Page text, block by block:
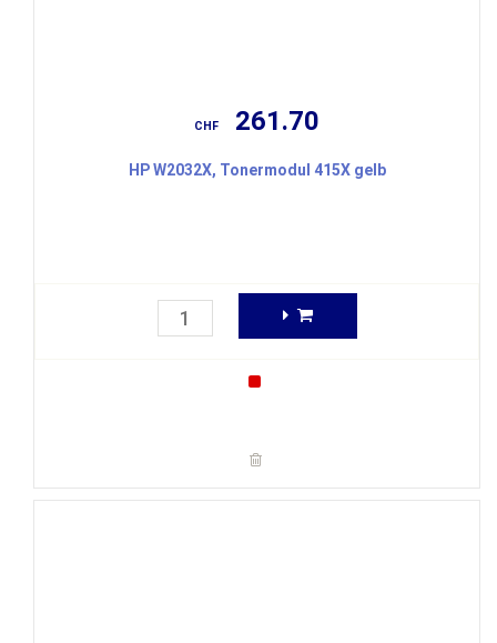
CHF 261.70
HP W2032X, Tonermodul 415X gelb